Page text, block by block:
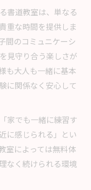
書道教室は、単なる
重な時間を提供しま
間のコミュニケーシ
見守り合う楽しさが
も大人も一緒に基本
に関係なく安心して
家でも一緒に練習す
に感じられる」とい
室によっては無料体
なく続けられる環境